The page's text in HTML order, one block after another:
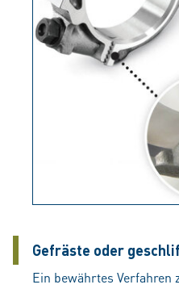
Gefräste oder
Ein bewährtes